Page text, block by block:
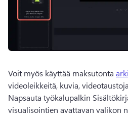
Voit myös käyttää maksutonta
Napsauta työkalupalkin
visualisointien avattavan valikon